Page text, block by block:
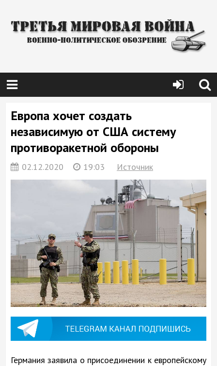
Европа хочет создать
независимую от США систему
противоракетной обороны
02.12.2020 19:03 Источник
Германия заявила о присоединении к европейскому